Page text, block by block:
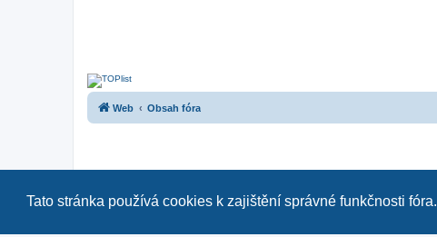
Tato stránka používá cookies k zajištění správné funkčnosti fóra.
Web Obsah fóra